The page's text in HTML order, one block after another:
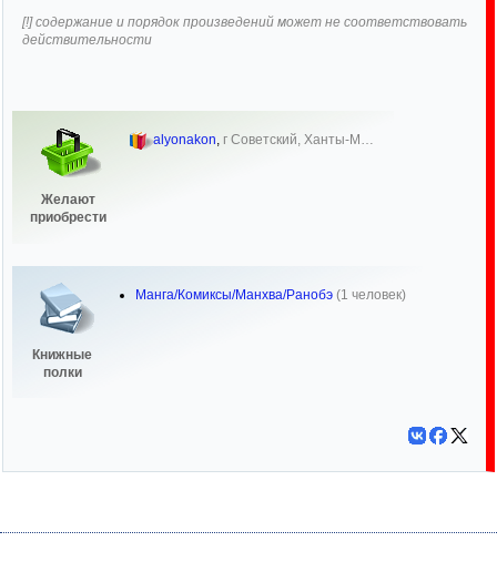
[!] содержание и порядок произведений может не соответствовать
действительности
Желают
приобрести
alyonakon, г Советский, Ханты-М…
Книжные
полки
Манга/Комиксы/Манхва/Ранобэ (1 человек)